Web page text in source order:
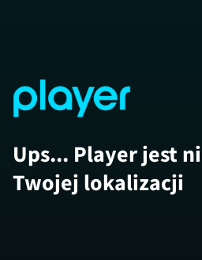
Ups... Player jest
Twojej lokalizacji